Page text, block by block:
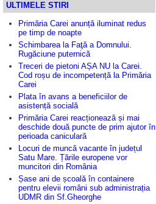
ULTIMELE STIRI
Primăria Carei anunță iluminat redus
pe timp de noapte
Schimbarea la Faţă a Domnului.
Rugăciune puternică
Treceri de pietoni AȘA NU la Carei.
Cod roșu de incompetență la Primăria
Carei
Plata în avans a beneficiilor de
asistență socială
Primăria Carei reacționează și mai
deschide două puncte de prim ajutor în
perioada caniculară
Locuri de muncă vacante în județul
Satu Mare. Țările europene vor
muncitori din România
Șase ani de școală în containere
pentru elevii români sub administrația
UDMR din Sf.Gheorghe